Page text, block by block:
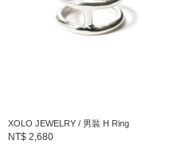
XOLO JEWELRY / 男裝 H Ring
NT$ 2,680